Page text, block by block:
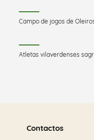
Campo de jogos de
Atletas vilaverdenses
maisContactos